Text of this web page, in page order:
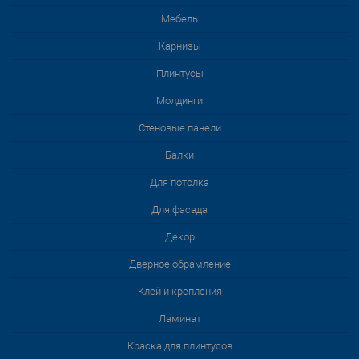
Мебель
Карнизы
Плинтусы
Молдинги
Стеновые панели
Балки
Для потолка
Для фасада
Декор
Дверное обрамление
Клей и крепления
Ламинат
Краска для плинтусов